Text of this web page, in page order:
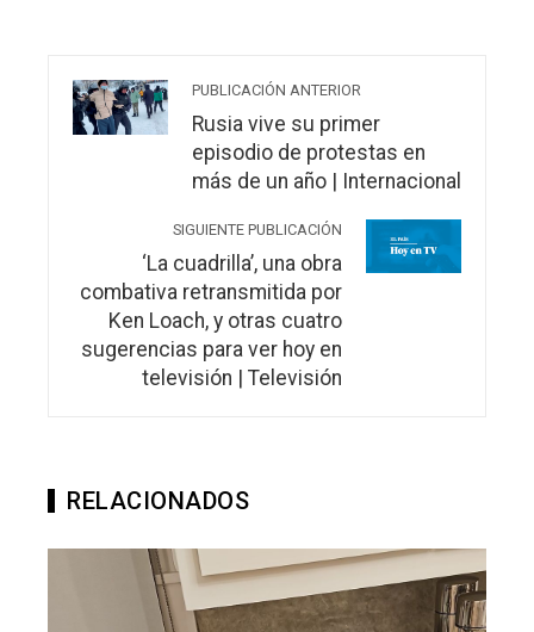
PUBLICACIÓN ANTERIOR
Rusia vive su primer
episodio de protestas en
más de un año | Internacional
SIGUIENTE PUBLICACIÓN
‘La cuadrilla’, una obra
combativa retransmitida por
Ken Loach, y otras cuatro
sugerencias para ver hoy en
televisión | Televisión
RELACIONADOS